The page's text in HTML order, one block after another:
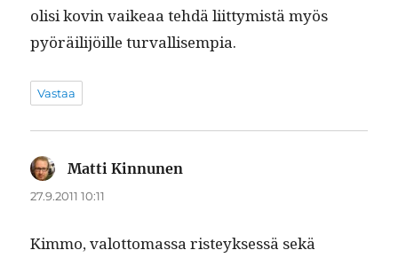
olisi kovin vaikeaa tehdä liit­tymistä myös
pyöräil­i­jöille turvallisempia.
Vastaa
Matti Kinnunen
27.9.2011 10:11
Kim­mo, val­ot­tomas­sa risteyk­sessä sekä